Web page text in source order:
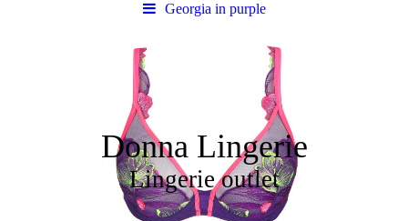
Georgia in purple
Donna Lingerie
Lingerie outlet